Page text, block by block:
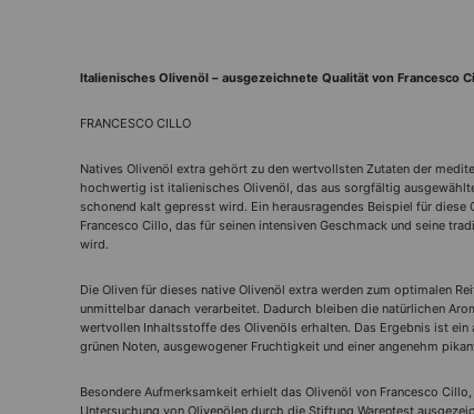
Italienisches Olivenöl – ausgezeichnete Qualität von Francesco
FRANCESCO CILLO
Natives Olivenöl extra gehört zu den wertvollsten Zutaten der
hochwertig ist italienisches Olivenöl, das aus sorgfältig
schonend kalt gepresst wird. Ein herausragendes Beispiel für diese
Francesco Cillo, das für seinen intensiven Geschmack und seine
wird.
Die Oliven für dieses native Olivenöl extra werden zum optimalen
unmittelbar danach verarbeitet. Dadurch bleiben die natürlichen
wertvollen Inhaltsstoffe des Olivenöls erhalten. Das Ergebnis ist
grünen Noten, ausgewogener Fruchtigkeit und einer angenehm
Besondere Aufmerksamkeit erhielt das Olivenöl von Francesco
Untersuchung von Olivenölen durch die Stiftung Warentest